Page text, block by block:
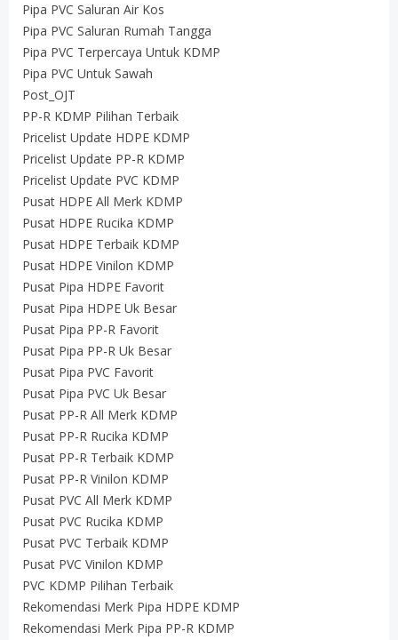
Pipa PVC Saluran Air Kos
Pipa PVC Saluran Rumah Tangga
Pipa PVC Terpercaya Untuk KDMP
Pipa PVC Untuk Sawah
Post_OJT
PP-R KDMP Pilihan Terbaik
Pricelist Update HDPE KDMP
Pricelist Update PP-R KDMP
Pricelist Update PVC KDMP
Pusat HDPE All Merk KDMP
Pusat HDPE Rucika KDMP
Pusat HDPE Terbaik KDMP
Pusat HDPE Vinilon KDMP
Pusat Pipa HDPE Favorit
Pusat Pipa HDPE Uk Besar
Pusat Pipa PP-R Favorit
Pusat Pipa PP-R Uk Besar
Pusat Pipa PVC Favorit
Pusat Pipa PVC Uk Besar
Pusat PP-R All Merk KDMP
Pusat PP-R Rucika KDMP
Pusat PP-R Terbaik KDMP
Pusat PP-R Vinilon KDMP
Pusat PVC All Merk KDMP
Pusat PVC Rucika KDMP
Pusat PVC Terbaik KDMP
Pusat PVC Vinilon KDMP
PVC KDMP Pilihan Terbaik
Rekomendasi Merk Pipa HDPE KDMP
Rekomendasi Merk Pipa PP-R KDMP